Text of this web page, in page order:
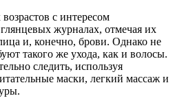
с интересом
журналах, отмечая их
и, конечно, брови. Однако не
такого же ухода, как и волосы.
следить, используя
маски, легкий массаж и